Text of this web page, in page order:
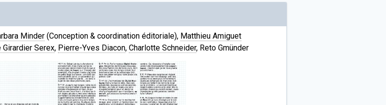
Minder (Conception & coordination éditoriale), Matthieu Amiguet
Girardier Serex, Pierre-Yves Diacon, Charlotte Schneider, Reto Gmünder